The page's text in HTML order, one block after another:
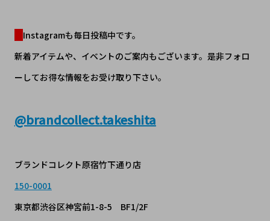
Instagramも毎日投稿中です。
新着アイテムや、イベントのご案内もございます。是非フォロ
ーしてお得な情報をお受け取り下さい。
@brandcollect.takeshita
ブランドコレクト原宿竹下通り店
150-0001
東京都渋谷区神宮前1-8-5 BF1/2F